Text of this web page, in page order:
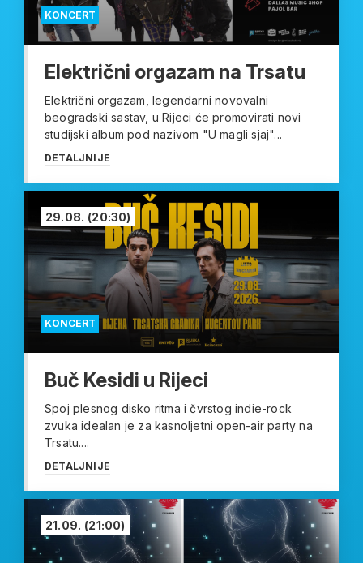
KONCERT
Električni orgazam na Trsatu
Električni orgazam, legendarni novovalni
beogradski sastav, u Rijeci će promovirati novi
studijski album pod nazivom "U magli sjaj"...
DETALJNIJE
KONCERT
29.08. (20:30)
Buč Kesidi u Rijeci
Spoj plesnog disko ritma i čvrstog indie-rock
zvuka idealan je za kasnoljetni open-air party na
Trsatu....
DETALJNIJE
21.09. (21:00)